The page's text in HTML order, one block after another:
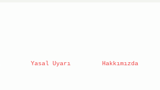
Yasal Uyarı Hakkımızda